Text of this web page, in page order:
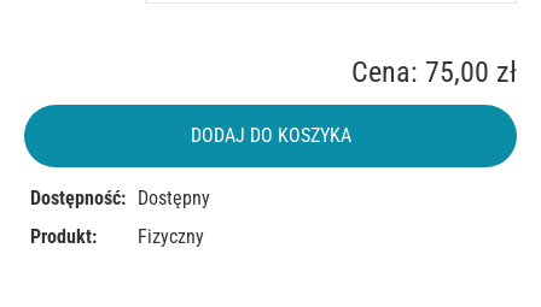
Cena: 75,00 zł
DODAJ DO KOSZYKA
Dostępność: Dostępny
Produkt:
Fizyczny